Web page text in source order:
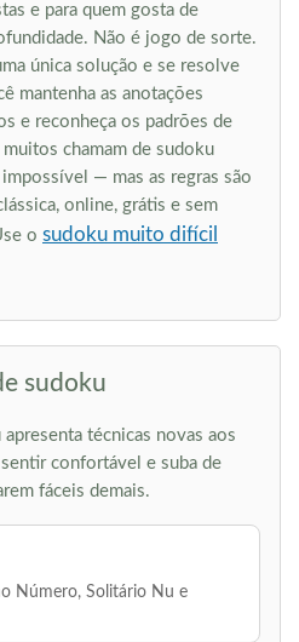
e para quem gosta de
Não é jogo de sorte.
única solução e se resolve
mantenha as anotações
e reconheça os padrões de
chamam de sudoku
— mas as regras são
online, grátis e sem
o sudoku muito difícil
sudoku
técnicas novas aos
confortável e suba de
fáceis demais.
Número, Solitário Nu e